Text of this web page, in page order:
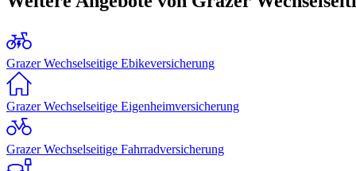
Grazer Wechselseitige Ebikeversicherung
Grazer Wechselseitige Eigenheimversicherung
Grazer Wechselseitige Fahrradversicherung